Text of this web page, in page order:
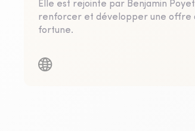
Elle est rejointe par Benjamin
renforcer et développer une offre
fortune.